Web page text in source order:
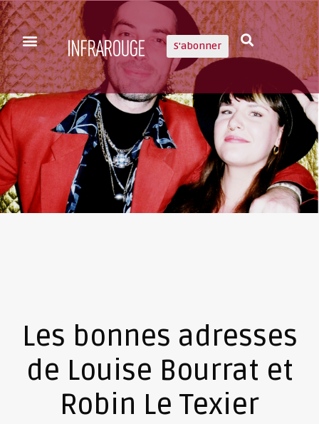
S'abonner
Les bonnes adresses
de Louise Bourrat et
Robin Le Texier